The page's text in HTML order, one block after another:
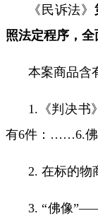
《民诉法》
照法定程序，全
本案商品含
1. 《判决书
有6件： ……6.
2. 在标的物
3.“佛像